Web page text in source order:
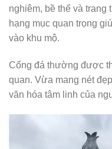
nghiêm, bề thế và trang
hạng mục quan trọng
vào khu mộ.
Cổng đá thường được
quan. Vừa mang nét
văn hóa tâm linh của